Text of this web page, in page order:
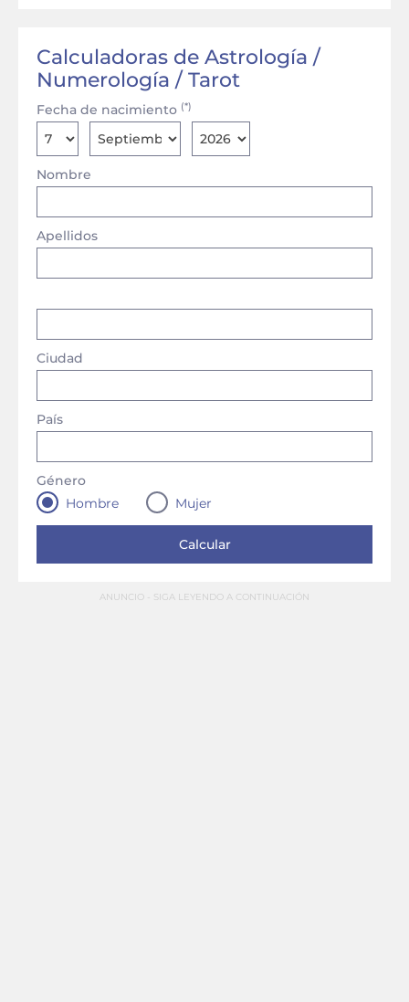
Calculadoras de Astrología /
Numerología / Tarot
Nombre
Apellidos
Fecha de nacimiento (*)
País
Ciudad
Género
Hombre
Mujer
ANUNCIO - SIGA LEYENDO A CONTINUACIÓN